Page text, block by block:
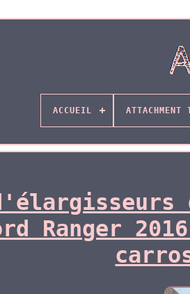
ACCUEIL ATTACHMENT
Ranger